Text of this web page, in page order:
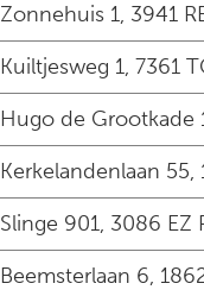
Zonnehuis 1, 3941
Kuiltjesweg 1, 7361
Hugo de Grootkade
Kerkelandenlaan 55,
Slinge 901, 3086 EZ
Beemsterlaan 6,